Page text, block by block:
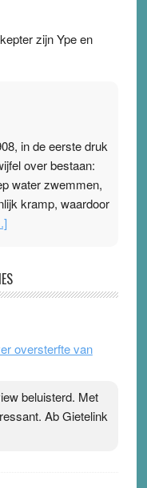
zijn Ype en
in de eerste druk
over bestaan:
water zwemmen,
kramp, waardoor
te verlagen
heeft zo’n
‘makkelijker te
[...]
oversterfte van
beluisterd. Met
Ab Gietelink